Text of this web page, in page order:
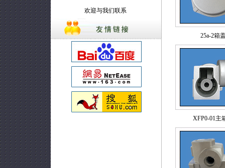
欢迎与我们联系
25a-2箱
XFP0-01主